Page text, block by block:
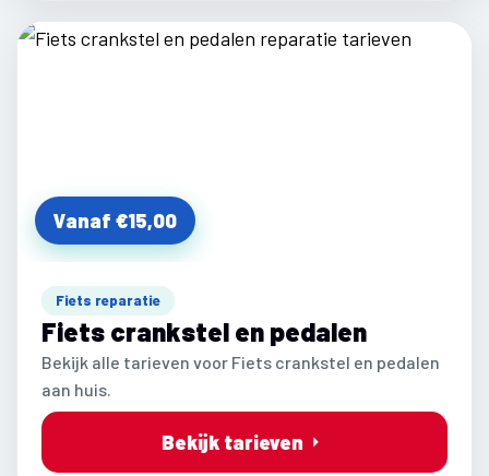
Vanaf €15,00
Fiets reparatie
Fiets crankstel en pedalen
Bekijk alle tarieven voor Fiets crankstel en pedalen
aan huis.
Bekijk tarieven